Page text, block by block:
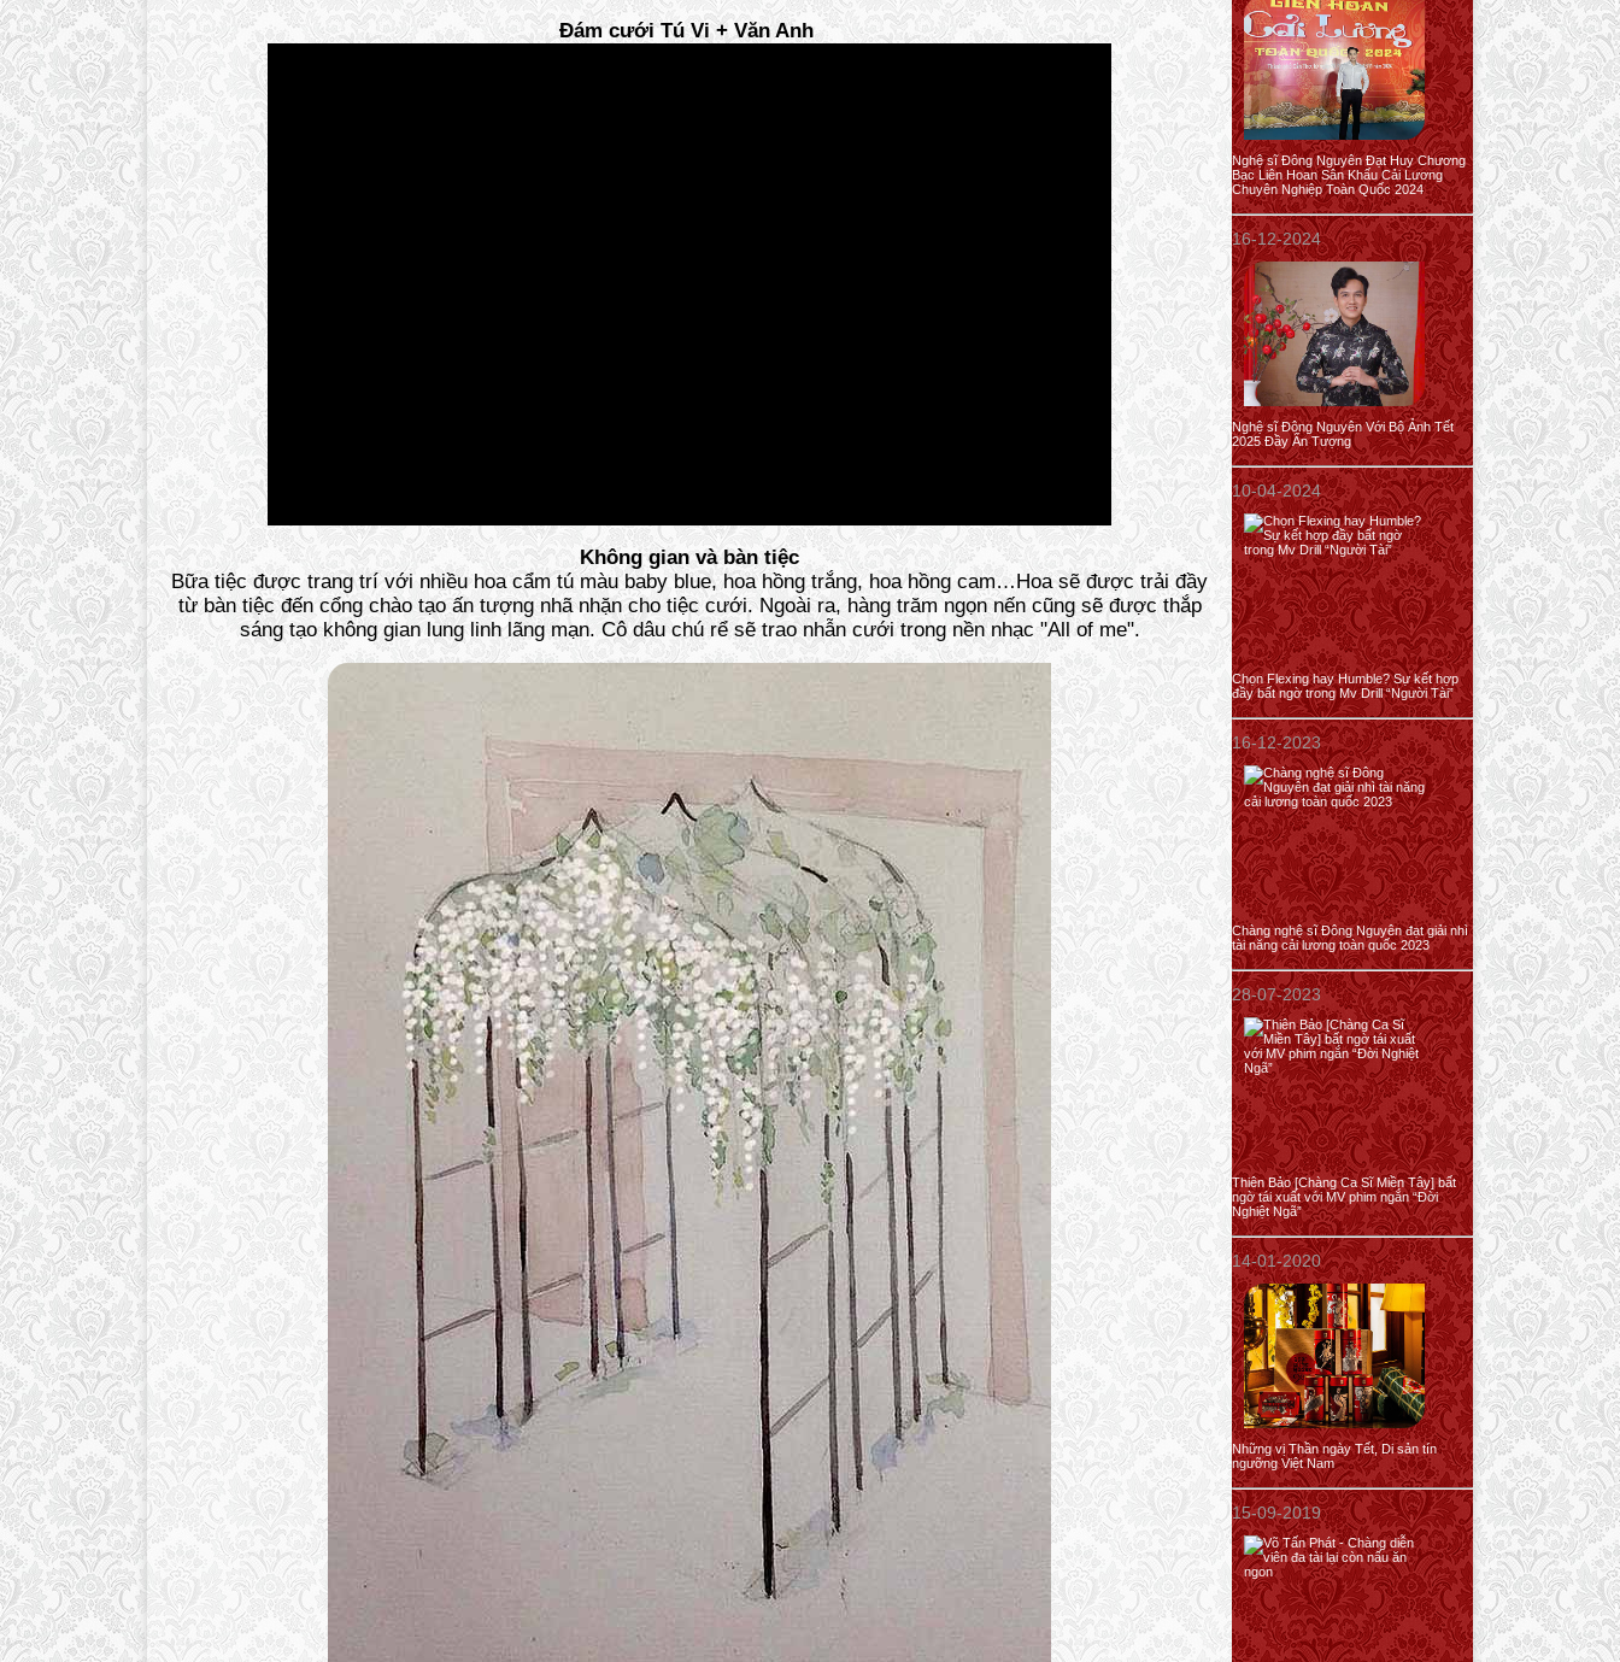
Đám cưới Tú Vi + Văn Anh
Không gian và bàn tiệc
Bữa tiệc được trang trí với nhiều hoa cẩm tú màu baby blue, hoa hồng trắng, hoa hồng cam…Hoa sẽ được trải đầy
từ bàn tiệc đến cổng chào tạo ấn tượng nhã nhặn cho tiệc cưới. Ngoài ra, hàng trăm ngọn nến cũng sẽ được thắp
sáng tạo không gian lung linh lãng mạn. Cô dâu chú rể sẽ trao nhẫn cưới trong nền nhạc "All of me".
Nghệ sĩ Đông Nguyên Đạt Huy Chương
Bạc Liên Hoan Sân Khấu Cải Lương
Chuyên Nghiệp Toàn Quốc 2024
16-12-2024
Nghệ sĩ Đông Nguyên Với Bộ Ảnh Tết
2025 Đầy Ấn Tượng
10-04-2024
Chọn Flexing hay Humble? Sự kết hợp
đầy bất ngờ trong Mv Drill “Người Tài”
16-12-2023
Chàng nghệ sĩ Đông Nguyên đạt giải nhì
tài năng cải lương toàn quốc 2023
28-07-2023
Thiên Bảo [Chàng Ca Sĩ Miền Tây] bất
ngờ tái xuất với MV phim ngắn “Đời
Nghiệt Ngã”
14-01-2020
Những vị Thần ngày Tết, Di sản tín
ngưỡng Việt Nam
15-09-2019